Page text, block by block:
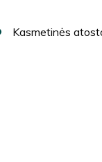
Kasmetinės